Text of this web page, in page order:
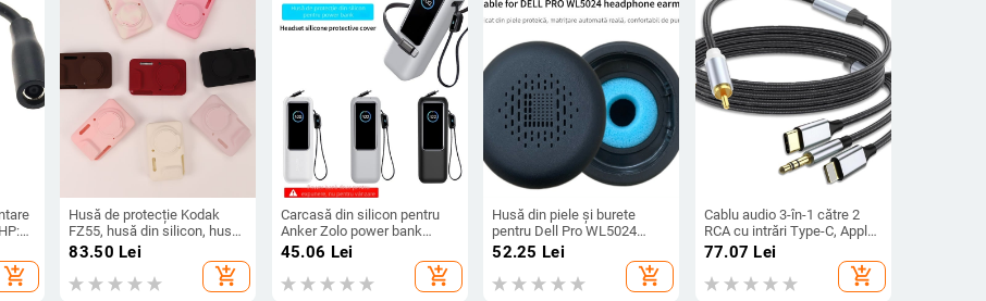
add_shopping_cart
Husă de protecție Kodak
FZ55, husă din silicon, husă
moale pentru cameră
83.50 Lei
add_shopping_cart
Carcasă din silicon pentru
Anker Zolo power bank
25000mAh 165W
45.06 Lei
add_shopping_cart
Husă din piele și burete
pentru Dell Pro WL5024
căști cu Bluetooth și anulare
52.25 Lei
add_shopping_cart
Cablu audio 3-în-1 către 2
RCA cu intrări Type-C, Apple
Lightning și 3,5 mm, 2× RCA
ieșiri, conductoare din cupru
fără oxigen, cupru placat cu
77.07 Lei
add_shopping_cart